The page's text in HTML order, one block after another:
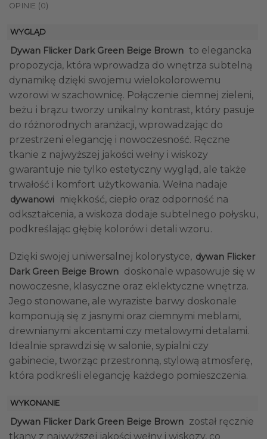
OPINIE (0)
WYGLĄD
Dywan Flicker Dark Green Beige Brown to elegancka
propozycja, która wprowadza do wnętrza subtelną
dynamikę dzięki swojemu wielokolorowemu
wzorowi w szachownicę. Połączenie ciemnej zieleni,
beżu i brązu tworzy unikalny kontrast, który pasuje
do różnorodnych aranżacji, wprowadzając do
przestrzeni elegancję i nowoczesność. Ręczne
tkanie z najwyższej jakości wełny i wiskozy
gwarantuje nie tylko estetyczny wygląd, ale także
trwałość i komfort użytkowania. Wełna nadaje
dywanowi
miękkość, ciepło oraz odporność na
odkształcenia, a wiskoza dodaje subtelnego połysku,
podkreślając głębię kolorów i detali wzoru.
Dzięki swojej uniwersalnej kolorystyce, dywan Flicker
Dark Green Beige Brown doskonale wpasowuje się w
nowoczesne, klasyczne oraz eklektyczne wnętrza.
Jego stonowane, ale wyraziste barwy doskonale
komponują się z jasnymi oraz ciemnymi meblami,
drewnianymi akcentami czy metalowymi detalami.
Idealnie sprawdzi się w salonie, sypialni czy
gabinecie, tworząc przestronną, stylową atmosferę,
która podkreśli elegancję każdego pomieszczenia.
WYKONANIE
Dywan Flicker Dark Green Beige Brown został ręcznie
tkany z najwyższej jakości wełny i wiskozy, co